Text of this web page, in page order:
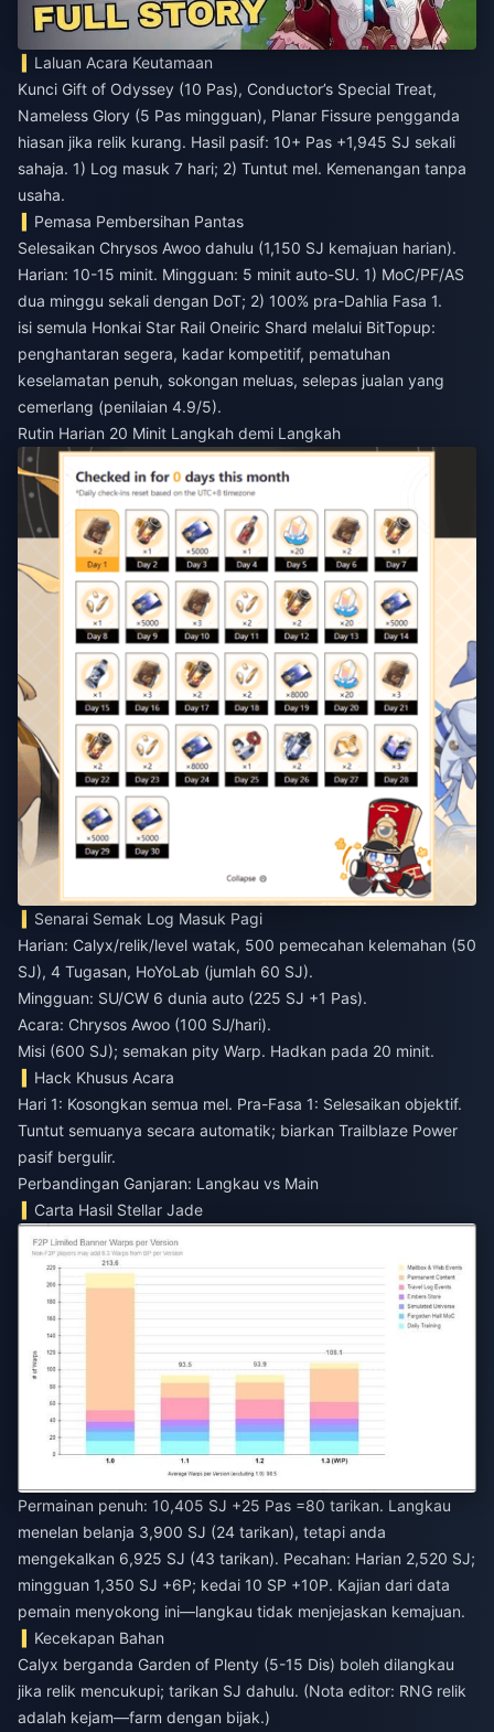
Laluan Acara Keutamaan
Kunci Gift of Odyssey (10 Pas), Conductor’s Special Treat,
Nameless Glory (5 Pas mingguan), Planar Fissure pengganda
hiasan jika relik kurang. Hasil pasif: 10+ Pas +1,945 SJ sekali
sahaja. 1) Log masuk 7 hari; 2) Tuntut mel. Kemenangan tanpa
usaha.
Pemasa Pembersihan Pantas
Selesaikan Chrysos Awoo dahulu (1,150 SJ kemajuan harian).
Harian: 10-15 minit. Mingguan: 5 minit auto-SU. 1) MoC/PF/AS
dua minggu sekali dengan DoT; 2) 100% pra-Dahlia Fasa 1.
isi semula Honkai Star Rail Oneiric Shard melalui BitTopup:
penghantaran segera, kadar kompetitif, pematuhan
keselamatan penuh, sokongan meluas, selepas jualan yang
cemerlang (penilaian 4.9/5).
Rutin Harian 20 Minit Langkah demi Langkah
Senarai Semak Log Masuk Pagi
Harian: Calyx/relik/level watak, 500 pemecahan kelemahan (50
SJ), 4 Tugasan, HoYoLab (jumlah 60 SJ).
Mingguan: SU/CW 6 dunia auto (225 SJ +1 Pas).
Acara: Chrysos Awoo (100 SJ/hari).
Misi (600 SJ); semakan pity Warp. Hadkan pada 20 minit.
Hack Khusus Acara
Hari 1: Kosongkan semua mel. Pra-Fasa 1: Selesaikan objektif.
Tuntut semuanya secara automatik; biarkan Trailblaze Power
pasif bergulir.
Perbandingan Ganjaran: Langkau vs Main
Carta Hasil Stellar Jade
Permainan penuh: 10,405 SJ +25 Pas =80 tarikan. Langkau
menelan belanja 3,900 SJ (24 tarikan), tetapi anda
mengekalkan 6,925 SJ (43 tarikan). Pecahan: Harian 2,520 SJ;
mingguan 1,350 SJ +6P; kedai 10 SP +10P. Kajian dari data
pemain menyokong ini—langkau tidak menjejaskan kemajuan.
Kecekapan Bahan
Calyx berganda Garden of Plenty (5-15 Dis) boleh dilangkau
jika relik mencukupi; tarikan SJ dahulu. (Nota editor: RNG relik
adalah kejam—farm dengan bijak.)